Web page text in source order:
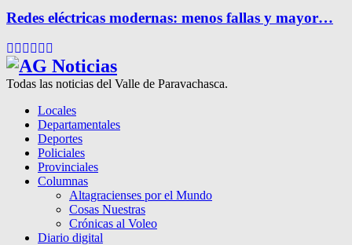
Redes eléctricas modernas: menos fallas y mayor…
Facebook
Twitter
Instagram
Pinterest
Google
Todas las noticias del Valle de Paravachasca.
Locales
Departamentales
Deportes
Policiales
Provinciales
Columnas
Altagracienses por el Mundo
Cosas Nuestras
Crónicas al Voleo
Diario digital